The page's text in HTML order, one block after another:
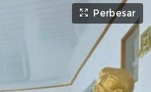
Perbesar